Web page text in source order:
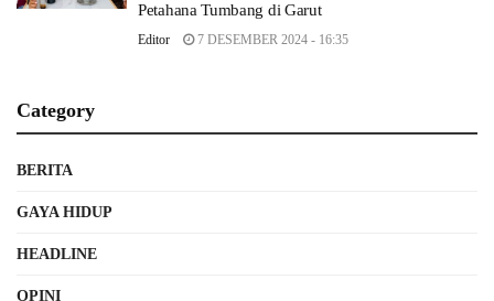
Petahana Tumbang di Garut
Editor 7 DESEMBER 2024 - 16:35
Category
BERITA
GAYA HIDUP
HEADLINE
OPINI